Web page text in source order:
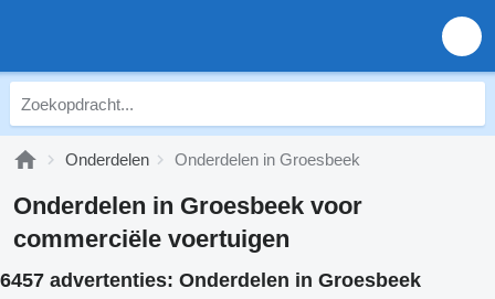
Onderdelen Onderdelen in Groesbeek
Onderdelen in Groesbeek voor
commerciële voertuigen
6457 advertenties: Onderdelen in Groesbeek